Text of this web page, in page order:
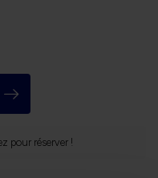
pour réserver !